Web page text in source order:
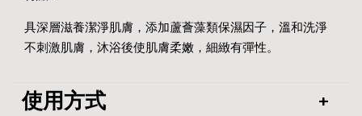
具深層滋養潔淨肌膚，添加蘆薈藻類保濕因子，溫和洗淨
不刺激肌膚，沐浴後使肌膚柔嫩，細緻有彈性。
使用方式